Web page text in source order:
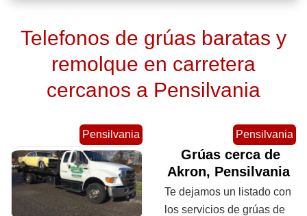
Telefonos de grúas baratas y
remolque en carretera
cercanos a Pensilvania
Pensilvania Pensilvania
Grúas cerca de
Akron, Pensilvania
Te dejamos un listado con
los servicios de grúas de